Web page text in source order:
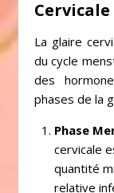
Cervicale
La glaire
du cycle
des
phases de la
Phase
cervicale
quantité
relative